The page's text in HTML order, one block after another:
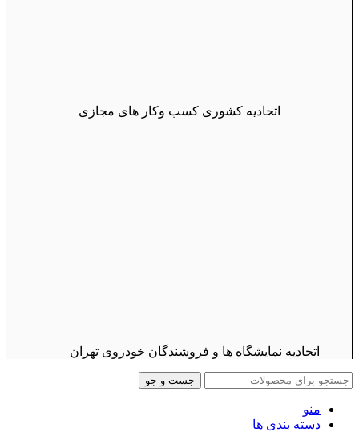
اتحادیه کشوری کسب وکار های مجازی
اتحادیه نمایشگاه ها و فروشندگان خودروی تهران
جست و جو
منو
دسته بندی ها